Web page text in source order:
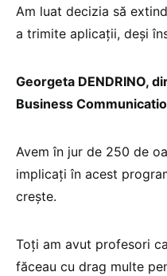
Am luat decizia să
a trimite aplicații, deși
Georgeta DENDRINO,
Business
Avem în jur de 250 de
implicați în acest
crește.
Toți am avut profesori
făceau cu drag multe